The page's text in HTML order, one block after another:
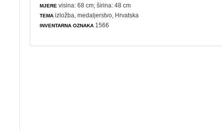
MJERE visina: 68 cm; širina: 48 cm
TEMA izložba ,medaljerstvo , Hrvatska
INVENTARNA OZNAKA 1566